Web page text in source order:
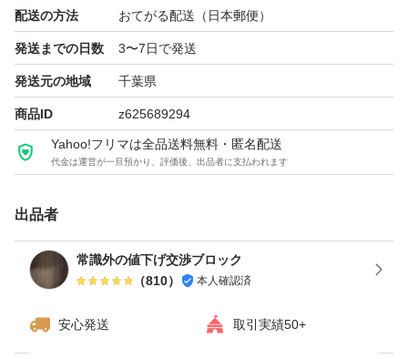
配送の方法 おてがる配送（日本郵便）
発送までの日数 3〜7日で発送
発送元の地域 千葉県
商品ID z625689294
Yahoo!フリマは全品送料無料・匿名配送
代金は運営が一旦預かり、評価後、出品者に支払われます
出品者
常識外の値下げ交渉ブロック
（810） 本人確認済
安心発送 取引実績50+